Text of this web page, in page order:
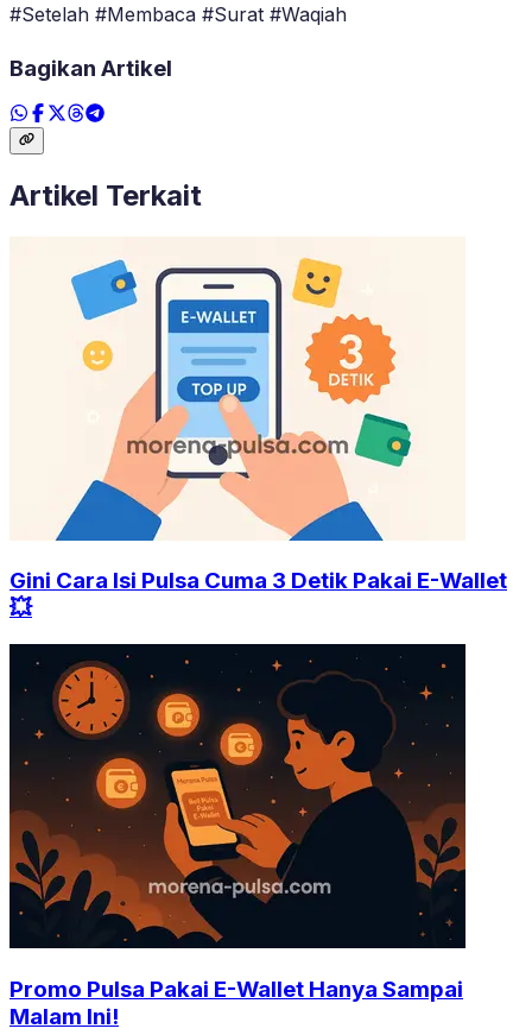
#Setelah #Membaca #Surat #Waqiah
Bagikan Artikel
Artikel Terkait
Gini Cara Isi Pulsa Cuma 3 Detik Pakai E-Wallet
💥
Promo Pulsa Pakai E-Wallet Hanya Sampai
Malam Ini!